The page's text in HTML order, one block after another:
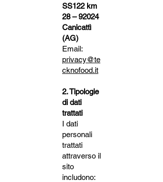
SS122 km
28 – 92024
Canicattì
(AG)
Email:
privacy@te
cknofood.it
2. Tipologie
di dati
trattati
I dati
personali
trattati
attraverso il
sito
includono: